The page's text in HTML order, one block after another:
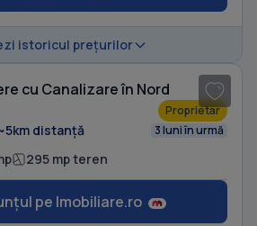
istoricul prețurilor
cu Canalizare în Nord
Proprietar
distanță 3 luni în urmă
295 mp teren
pe Imobiliare.ro